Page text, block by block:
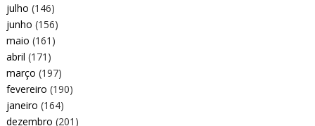
julho (146)
junho (156)
maio (161)
abril (171)
março (197)
fevereiro (190)
janeiro (164)
dezembro (201)